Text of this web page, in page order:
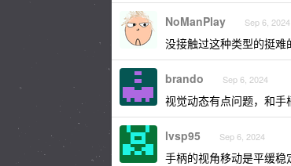
NoManPlay Sep 6, 2024
没接触过这种类型的挺
brando Sep 6, 2024
视觉动态有点问题，和手
lvsp95 Sep 6, 2024
手柄的视角移动是平缓稳